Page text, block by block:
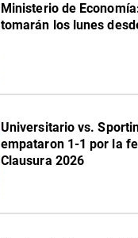
Ministerio de
tomarán los lunes
Universitario vs.
empataron 1-1 por la
Clausura 2026